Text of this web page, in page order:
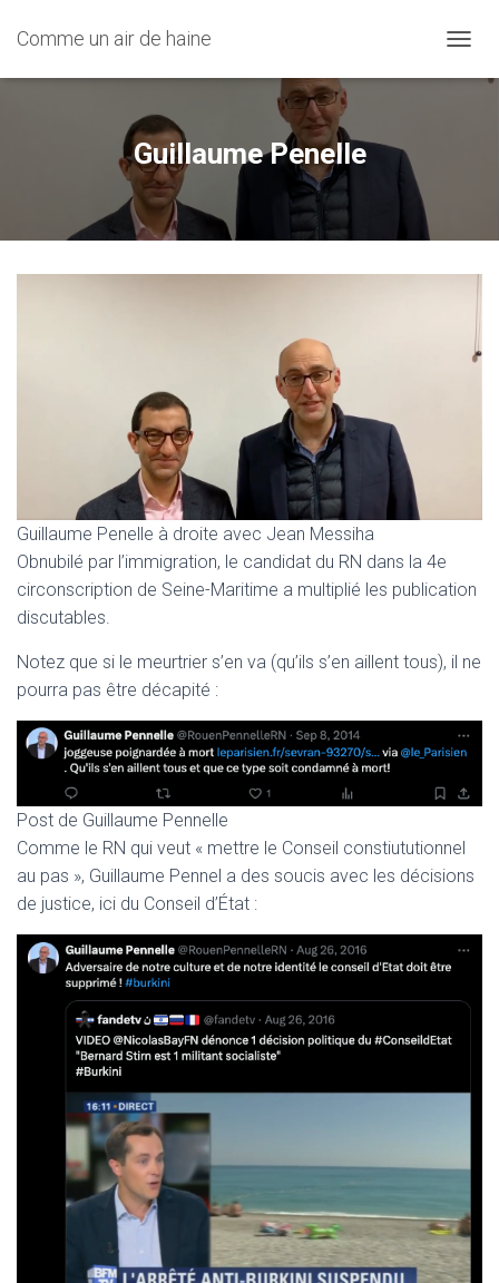
Comme un air de haine
Guillaume Penelle
Guillaume Penelle à droite avec Jean Messiha
Obnubilé par l’immigration, le candidat du RN dans la 4e
circonscription de Seine-Maritime a multiplié les publication
discutables.
Notez que si le meurtrier s’en va (qu’ils s’en aillent tous), il ne
pourra pas être décapité :
Post de Guillaume Pennelle
Comme le RN qui veut « mettre le Conseil constiututionnel
au pas », Guillaume Pennel a des soucis avec les décisions
de justice, ici du Conseil d’État :